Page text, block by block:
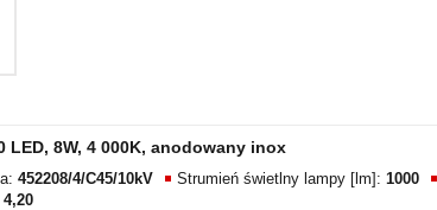
LED, 8W, 4 000K, anodowany inox
452208/4/C45/10kV Strumień świetlny lampy [lm]: 1000
4,20